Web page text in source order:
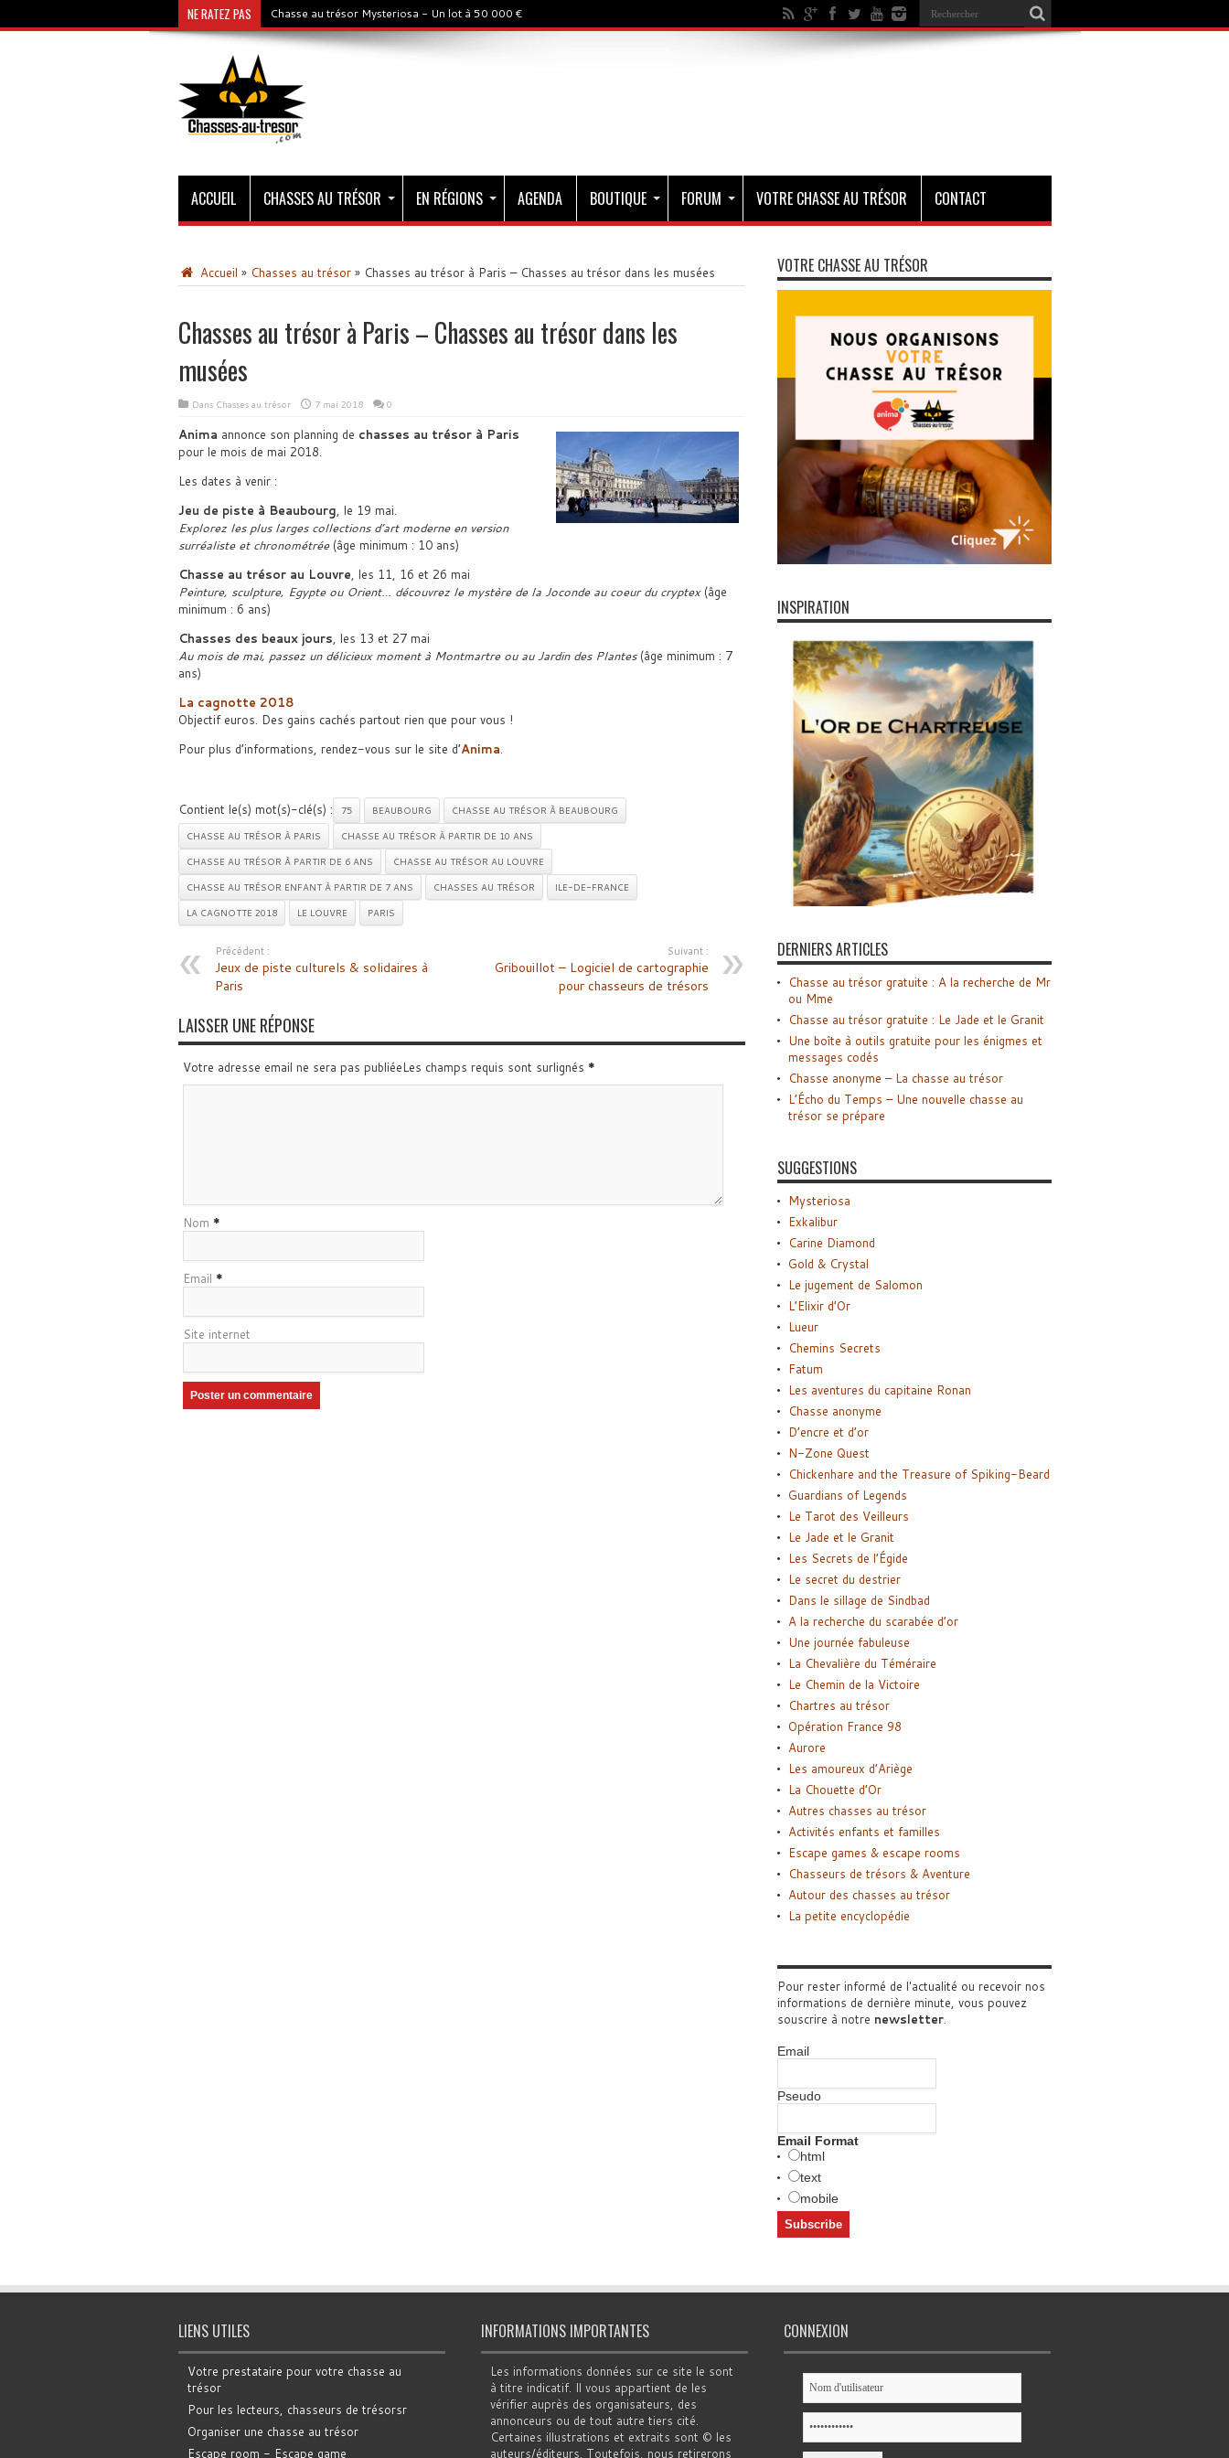
NE RATEZ PAS Chasse au trésor Mysteriosa - Un lot à 50 000 €
ACCUEIL CHASSES AU TRÉSOR EN RÉGIONS AGENDA BOUTIQUE FORUM VOTRE CHASSE AU TRÉSOR CONTACT
Accueil » Chasses au trésor » Chasses au trésor à Paris – Chasses au trésor dans les musées
Chasses au trésor à Paris – Chasses au trésor dans les
musées
Dans Chasses au trésor 7 mai 2018 0
Anima annonce son planning de chasses au trésor à Paris
pour le mois de mai 2018.
Les dates à venir :
Jeu de piste à Beaubourg, le 19 mai.
Explorez les plus larges collections d’art moderne en version
surréaliste et chronométrée(âge minimum : 10 ans)
Chasse au trésor au Louvre, les 11, 16 et 26 mai
Peinture, sculpture, Egypte ou Orient… découvrez le mystère de la Joconde au coeur du cryptex(âge
minimum : 6 ans)
Chasses des beaux jours, les 13 et 27 mai
Au mois de mai, passez un délicieux moment à Montmartre ou au Jardin des Plantes(âge minimum : 7
ans)
La cagnotte 2018
Objectif euros. Des gains cachés partout rien que pour vous !
Pour plus d’informations, rendez-vous sur le site d’Anima.
Contient le(s) mot(s)-clé(s) : 75 BEAUBOURG
CHASSE AU TRÉSOR À BEAUBOURG
CHASSE AU TRÉSOR À PARIS
CHASSE AU TRÉSOR À PARTIR DE 10 ANS
CHASSE AU TRÉSOR À PARTIR DE 6 ANS
CHASSE AU TRÉSOR AU LOUVRE
CHASSE AU TRÉSOR ENFANT À PARTIR DE 7 ANS
CHASSES AU TRÉSOR
ILE-DE-FRANCE
LA CAGNOTTE 2018
LE LOUVRE PARIS
Précédent :
Jeux de piste culturels & solidaires à
Paris
Suivant :
Gribouillot – Logiciel de cartographie
pour chasseurs de trésors
LAISSER UNE RÉPONSE
Votre adresse email ne sera pas publiéeLes champs requis sont surlignés *
Nom *
Email *
Site internet
VOTRE CHASSE AU TRÉSOR
INSPIRATION
DERNIERS ARTICLES
Chasse au trésor gratuite : A la recherche de Mr
ou Mme
Chasse au trésor gratuite : Le Jade et le Granit
Une boîte à outils gratuite pour les énigmes et
messages codés
Chasse anonyme – La chasse au trésor
L’Écho du Temps – Une nouvelle chasse au
trésor se prépare
SUGGESTIONS
Mysteriosa
Exkalibur
Carine Diamond
Gold & Crystal
Le jugement de Salomon
L’Elixir d’Or
Lueur
Chemins Secrets
Fatum
Les aventures du capitaine Ronan
Chasse anonyme
D’encre et d’or
N-Zone Quest
Chickenhare and the Treasure of Spiking-Beard
Guardians of Legends
Le Tarot des Veilleurs
Le Jade et le Granit
Les Secrets de l’Égide
Le secret du destrier
Dans le sillage de Sindbad
A la recherche du scarabée d’or
Une journée fabuleuse
La Chevalière du Téméraire
Le Chemin de la Victoire
Chartres au trésor
Opération France 98
Aurore
Les amoureux d’Ariège
La Chouette d’Or
Autres chasses au trésor
Activités enfants et familles
Escape games & escape rooms
Chasseurs de trésors & Aventure
Autour des chasses au trésor
La petite encyclopédie
Pour rester informé de l'actualité ou recevoir nos
informations de dernière minute, vous pouvez
souscrire à notre newsletter.
Email
Pseudo
Email Format
html
text
mobile
LIENS UTILES
Votre prestataire pour votre chasse au
trésor
Pour les lecteurs, chasseurs de trésorsr
Organiser une chasse au trésor
Escape room - Escape game
INFORMATIONS IMPORTANTES
Les informations données sur ce site le sont
à titre indicatif. Il vous appartient de les
vérifier auprès des organisateurs, des
annonceurs ou de tout autre tiers cité.
Certaines illustrations et extraits sont © les
auteurs/éditeurs. Toutefois, nous retirerons
CONNEXION